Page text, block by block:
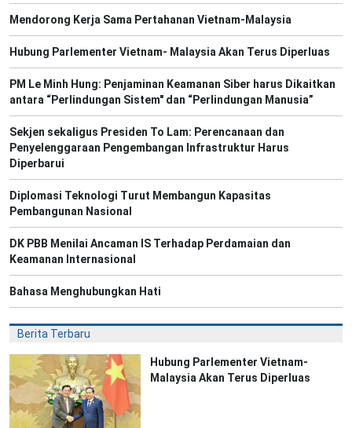
Mendorong Kerja Sama Pertahanan Vietnam-Malaysia
Hubung Parlementer Vietnam- Malaysia Akan Terus Diperluas
PM Le Minh Hung: Penjaminan Keamanan Siber harus Dikaitkan
antara “Perlindungan Sistem" dan “Perlindungan Manusia”
Sekjen sekaligus Presiden To Lam: Perencanaan dan
Penyelenggaraan Pengembangan Infrastruktur Harus
Diperbarui
Diplomasi Teknologi Turut Membangun Kapasitas
Pembangunan Nasional
DK PBB Menilai Ancaman IS Terhadap Perdamaian dan
Keamanan Internasional
Bahasa Menghubungkan Hati
Berita Terbaru
Hubung Parlementer Vietnam-
Malaysia Akan Terus Diperluas